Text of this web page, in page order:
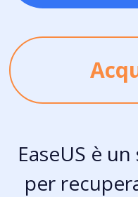
EaseUS è
per